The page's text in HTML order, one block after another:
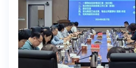
点。在人、小鼠、线虫、拟南芥及
衣藻和早期分化的真菌中，调控
甲基化酶已被系统鉴定和研究[1-7]
核生物中的功能和调...